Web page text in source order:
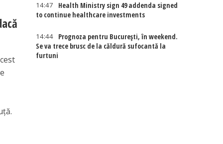
14:47
Health Ministry sign 49 addenda signed
to continue healthcare investments
14:44
Prognoza pentru București, în weekend.
Se va trece brusc de la căldură sufocantă la
furtuni